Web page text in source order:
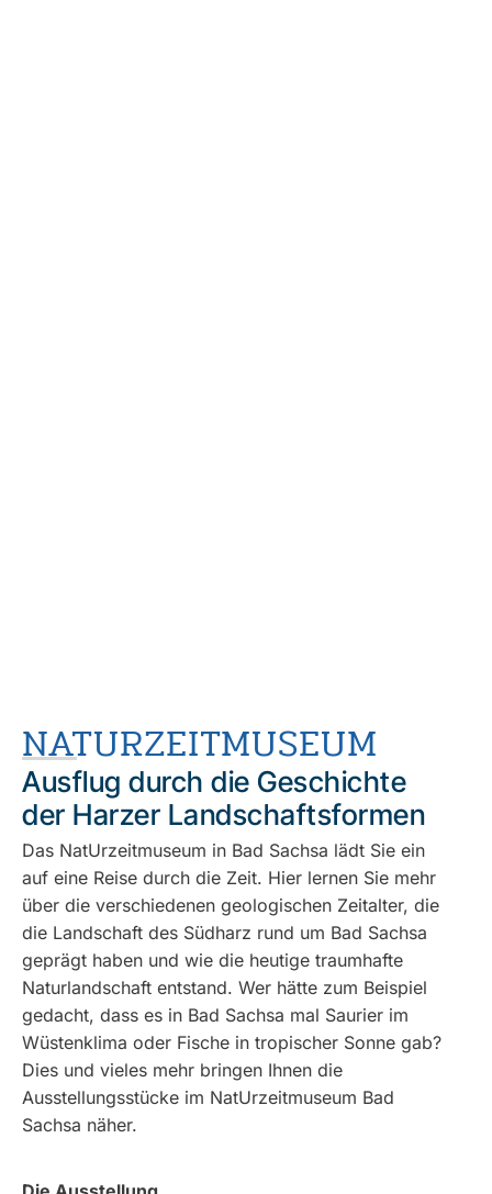
NATURZEITMUSEUM
Ausflug durch die Geschichte
der Harzer Landschaftsformen
Das NatUrzeitmuseum in Bad Sachsa lädt Sie ein
auf eine Reise durch die Zeit. Hier lernen Sie mehr
über die verschiedenen geologischen Zeitalter, die
die Landschaft des Südharz rund um Bad Sachsa
geprägt haben und wie die heutige traumhafte
Naturlandschaft entstand. Wer hätte zum Beispiel
gedacht, dass es in Bad Sachsa mal Saurier im
Wüstenklima oder Fische in tropischer Sonne gab?
Dies und vieles mehr bringen Ihnen die
Ausstellungsstücke im NatUrzeitmuseum Bad
Sachsa näher.